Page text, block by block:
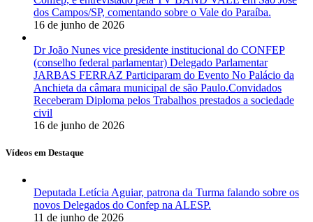
dos Campos/SP, comentando sobre o Vale do Paraíba.
16 de junho de 2026
Dr João Nunes vice presidente institucional do CONFEP
(conselho federal parlamentar) Delegado Parlamentar
JARBAS FERRAZ Participaram do Evento No Palácio da
Anchieta da câmara municipal de são Paulo.Convidados
Receberam Diploma pelos Trabalhos prestados a sociedade
civil
16 de junho de 2026
Vídeos em Destaque
Deputada Letícia Aguiar, patrona da Turma falando sobre os
novos Delegados do Confep na ALESP.
11 de junho de 2026